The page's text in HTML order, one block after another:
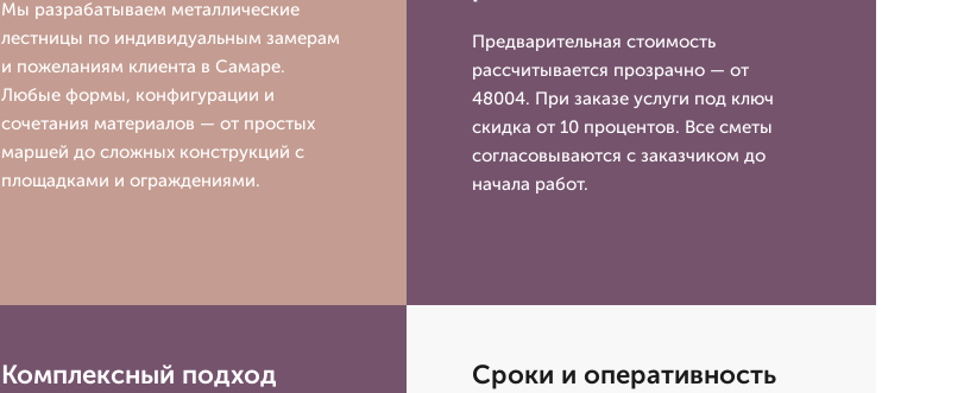
Мы разрабатываем металлические
лестницы по индивидуальным замерам
и пожеланиям клиента в Самаре.
Любые формы, конфигурации и
сочетания материалов — от простых
маршей до сложных конструкций с
площадками и ограждениями.
Предварительная стоимость
рассчитывается прозрачно — от
48004. При заказе услуги под ключ
скидка от 10 процентов. Все сметы
согласовываются с заказчиком до
начала работ.
Комплексный подход Сроки и оперативность